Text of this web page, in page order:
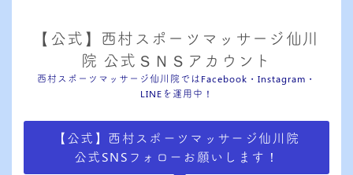
【公式】西村スポーツマッサージ仙川
院 公式ＳＮＳアカウント
西村スポーツマッサージ仙川院ではFacebook・Instagram・
LINEを運用中！
【公式】西村スポーツマッサージ仙川院
公式SNSフォローお願いします！